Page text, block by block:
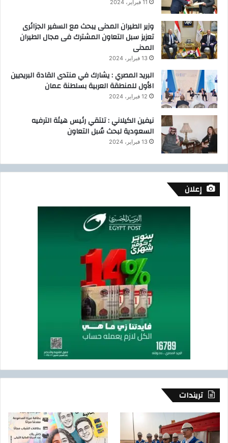
11 فبراير، 2024
وزير الطيران المدنى يبحث مع السفير الجزائرى
تعزيز سبل التعاون المشترك فى مجال الطيران
المدنى
13 فبراير، 2024
البريد المصري : يشارك في منتدى القادة البريديين
الأول للمنطقة العربية بسلطنة عمان
12 فبراير، 2024
نيفين الكيلاني : تلتقي رئيس هيئة الترفيه
السعودية لبحث سُبل التعاون
13 فبراير، 2024
إعلان
تريندات